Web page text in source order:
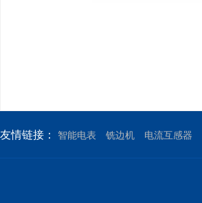
友情链接： 智能电表 铣边机 电流互感器